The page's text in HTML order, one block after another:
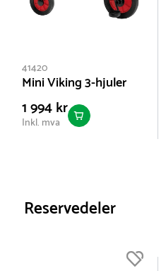
41420
Mini Viking 3-hjuler
1 994 kr
Inkl. mva
Reservedeler